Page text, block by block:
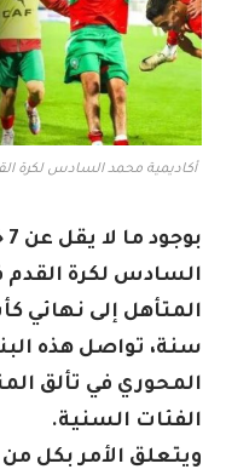
أكاديمية محمد السادس لكرة
السادس لكرة
سنة، تواصل هذه
المحوري في تألق
الفئات السنية.
ويتعلق الأمر بكل من